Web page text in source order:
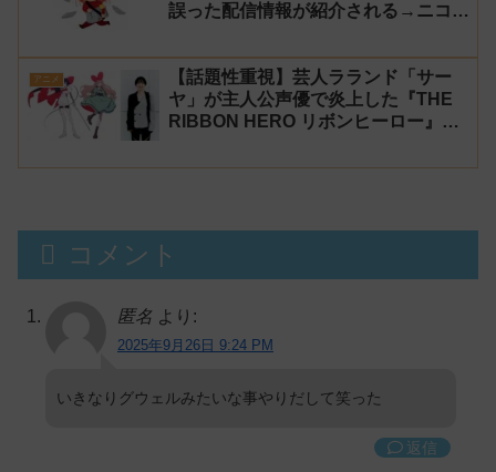
誤った配信情報が紹介される→ニコニ
【生成AI?】
アニメ
【話題性重視】芸人ラランド「サー
ヤ」が主人公声優で炎上した『THE
RIBBON HERO リボンヒーロー』に
ンルン」「でびでび・でびる」が出
コメント
匿名 より:
2025年9月26日 9:24 PM
いきなりグウェルみたいな事やりだして笑った
返信